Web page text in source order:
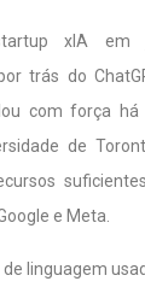
xIA em
trás do
com força
de
e Meta.
linguagem